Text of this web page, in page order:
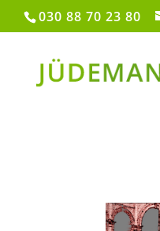
030 88 70 23 80